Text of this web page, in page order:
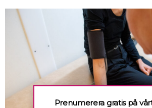
Prenumerera gratis på